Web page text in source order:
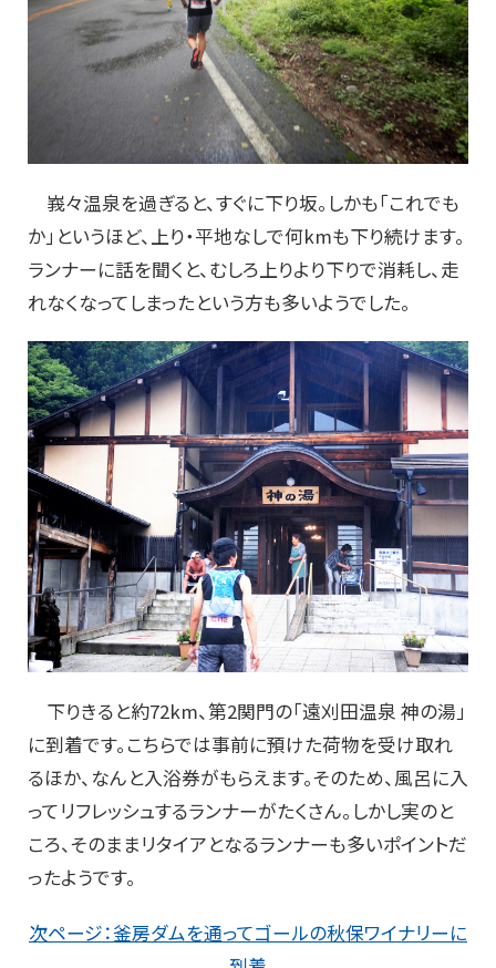
峩々温泉を過ぎると、すぐに下り坂。しかも「これでも
か」というほど、上り・平地なしで何kmも下り続けます。
ランナーに話を聞くと、むしろ上りより下りで消耗し、走
れなくなってしまったという方も多いようでした。
下りきると約72km、第2関門の「遠刈田温泉 神の湯」
に到着です。こちらでは事前に預けた荷物を受け取れ
るほか、なんと入浴券がもらえます。そのため、風呂に入
ってリフレッシュするランナーがたくさん。しかし実のと
ころ、そのままリタイアとなるランナーも多いポイントだ
ったようです。
次ページ：釜房ダムを通ってゴールの秋保ワイナリーに